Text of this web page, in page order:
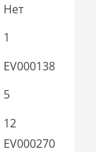
Нет
1
EV000138
5
12
EV000270